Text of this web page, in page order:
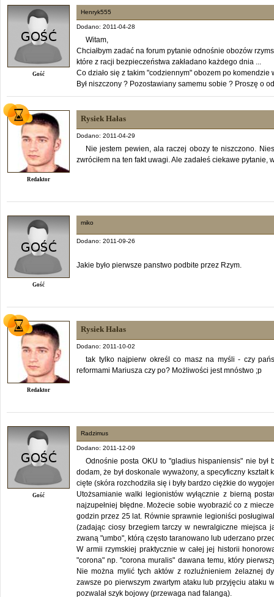
Gość
Henryk555
Dodano: 2011-04-28
Witam,
Chciałbym zadać na forum pytanie odnośnie obozów
które z racji bezpieczeństwa zakładano każdego dnia ...
Co działo się z takim "codziennym" obozem po komendzie
Był niszczony ? Pozostawiany samemu sobie ? Proszę o
Redaktor
Rysiek Hałas
Dodano: 2011-04-29
Nie jestem pewien, ala raczej obozy te niszczono.
zwróciłem na ten fakt uwagi. Ale zadałeś ciekawe
Gość
miko
Dodano: 2011-09-26
Jakie było pierwsze panstwo podbite przez Rzym.
Redaktor
Rysiek Hałas
Dodano: 2011-10-02
tak tylko najpierw określ co masz na myśli - czy
reformami Mariusza czy po? Możliwości jest mnóstwo ;p
Gość
Radzimus
Dodano: 2011-12-09
Odnośnie posta OKU to "gladius hispaniensis" nie był
dodam, że był doskonale wyważony, a specyficzny
cięte (skóra rozchodziła się i były bardzo ciężkie do
Utożsamianie walki legionistów wyłącznie z bierną
najzupełniej błędne. Możecie sobie wyobrazić co z
godzin przez 25 lat. Równie sprawnie legioniści
(zadając ciosy brzegiem tarczy w newralgiczne miejsca
zwaną "umbo", którą często taranowano lub uderzano
W armii rzymskiej praktycznie w całej jej historii
"corona" np. "corona muralis" dawana temu, który
Nie można mylić tych aktów z rozluźnieniem żelaznej
zawsze po pierwszym zwartym ataku lub przyjęciu ataku
pozwalał szyk bojowy (przewaga nad falangą).